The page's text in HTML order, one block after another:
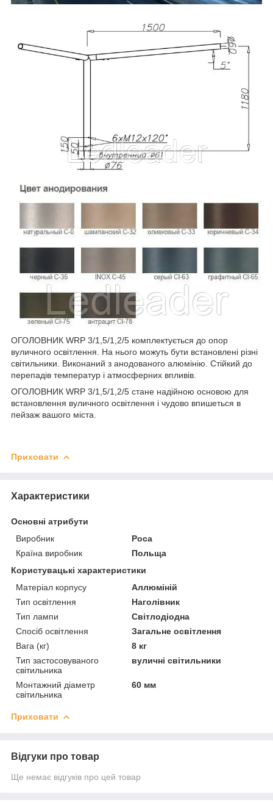
ОГОЛОВНИК WRP 3/1,5/1,2/5 комплектується до опор
вуличного освітлення. На нього можуть бути встановлені різні
світильники. Виконаний з анодованого алюмінію. Стійкий до
перепадів температур і атмосферних впливів.
ОГОЛОВНИК WRP 3/1,5/1,2/5 стане надійною основою для
встановлення вуличного освітлення і чудово впишеться в
пейзаж вашого міста.
Приховати
Характеристики
Основні атрибути
Виробник
Роса
Країна виробник
Польща
Користувацькі характеристики
Матеріал корпусу
Аллюміній
Тип освітлення
Наголівник
Тип лампи
Світлодіодна
Спосіб освітлення
Загальне освітлення
Вага (кг)
8 кг
Тип застосовуваного
світильника
вуличні світильники
Монтажний діаметр
світильника
60 мм
Приховати
Відгуки про товар
Ще немає відгуків про цей товар